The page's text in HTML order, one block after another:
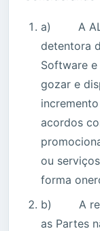
a) A
detentora
Software e
gozar e
acordos
ou
forma
b) A
as Partes